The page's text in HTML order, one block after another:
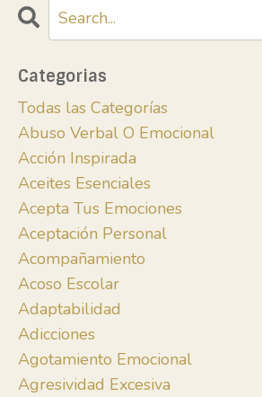
Categorias
Todas las Categorías
Abuso Verbal O Emocional
Acción Inspirada
Aceites Esenciales
Acepta Tus Emociones
Aceptación Personal
Acompañamiento
Acoso Escolar
Adaptabilidad
Adicciones
Agotamiento Emocional
Agresividad Excesiva